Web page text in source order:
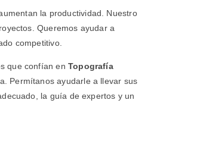
la productividad. Nuestro
Queremos ayudar a
competitivo.
que confían en Topografía
Permítanos ayudarle a llevar sus
la guía de expertos y un